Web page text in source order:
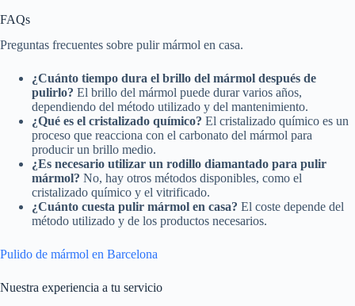
FAQs
Preguntas frecuentes sobre pulir mármol en casa.
¿Cuánto tiempo dura el brillo del mármol después de
pulirlo? El brillo del mármol puede durar varios años,
dependiendo del método utilizado y del mantenimiento.
¿Qué es el cristalizado químico? El cristalizado químico es un
proceso que reacciona con el carbonato del mármol para
producir un brillo medio.
¿Es necesario utilizar un rodillo diamantado para pulir
mármol? No, hay otros métodos disponibles, como el
cristalizado químico y el vitrificado.
¿Cuánto cuesta pulir mármol en casa? El coste depende del
método utilizado y de los productos necesarios.
Pulido de mármol en Barcelona
Nuestra experiencia a tu servicio